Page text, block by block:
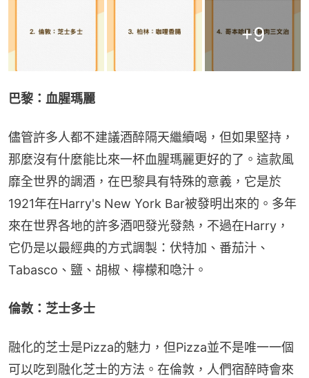
+9
巴黎：血腥瑪麗
儘管許多人都不建議酒醉隔天繼續喝，但如果堅持，
那麼沒有什麼能比來一杯血腥瑪麗更好的了。這款風
靡全世界的調酒，在巴黎具有特殊的意義，它是於
1921年在Harry's New York Ba​​r被發明出來的。多年
來在世界各地的許多酒吧發光發熱，不過在Harry，
它仍是以最經典的方式調製：伏特加、番茄汁、
Tabasco、鹽、胡椒、檸檬和喼汁。
倫敦：芝士多士
融化的芝士是Pizza的魅力，但Pizza並不是唯一一個
可以吃到融化芝士的方法。在倫敦，人們宿醉時會來